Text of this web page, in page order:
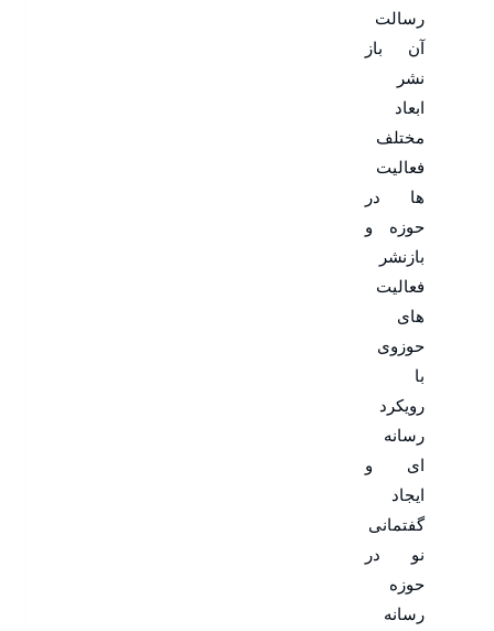
رسالت
آن باز
نشر
ابعاد
مختلف
فعالیت
ها در
حوزه و
بازنشر
فعالیت
های
حوزوی
با
رویکرد
رسانه
ای و
ایجاد
گفتمانی
نو در
حوزه
رسانه